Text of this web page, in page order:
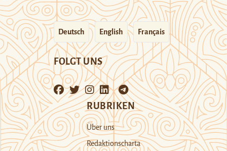
Deutsch English Français
FOLGT UNS
RUBRIKEN
Über uns
Redaktionscharta